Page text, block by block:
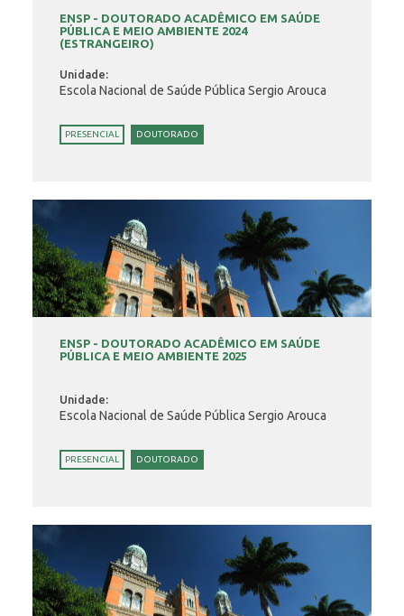
ENSP - DOUTORADO ACADÊMICO EM SAÚDE
PÚBLICA E MEIO AMBIENTE 2024
(ESTRANGEIRO)
Unidade:
Escola Nacional de Saúde Pública Sergio Arouca
PRESENCIAL DOUTORADO
ENSP - DOUTORADO ACADÊMICO EM SAÚDE
PÚBLICA E MEIO AMBIENTE 2025
Unidade:
Escola Nacional de Saúde Pública Sergio Arouca
PRESENCIAL DOUTORADO